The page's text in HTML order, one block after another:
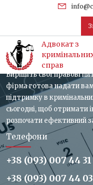
Адвокат з
справ
Зв'яжіться з
консультацію
Вирішіть свої правові
фірма готова надати
підтримку в
сьогодні, щоб отримати
розпочати ефективний
Телефони
+38 (093) 007 44 31
+38 (093) 007 44 03